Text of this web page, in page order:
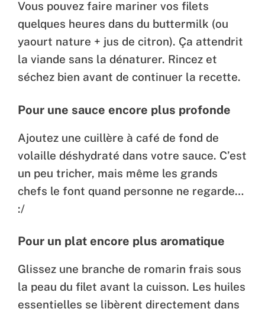
Vous pouvez faire mariner vos filets
quelques heures dans du buttermilk (ou
yaourt nature + jus de citron). Ça attendrit
la viande sans la dénaturer. Rincez et
séchez bien avant de continuer la recette.
Pour une sauce encore plus profonde
Ajoutez une cuillère à café de fond de
volaille déshydraté dans votre sauce. C’est
un peu tricher, mais même les grands
chefs le font quand personne ne regarde…
:/
Pour un plat encore plus aromatique
Glissez une branche de romarin frais sous
la peau du filet avant la cuisson. Les huiles
essentielles se libèrent directement dans